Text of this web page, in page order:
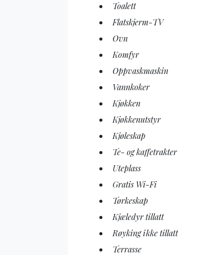
Toalett
Flatskjerm-TV
Ovn
Komfyr
Oppvaskmaskin
Vannkoker
Kjøkken
Kjøkkenutstyr
Kjøleskap
Te- og kaffetrakter
Uteplass
Gratis Wi-Fi
Tørkeskap
Kjæledyr tillatt
Røyking ikke tillatt
Terrasse